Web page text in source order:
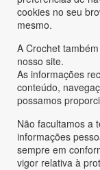
cookies no seu
mesmo.
A Crochet
nosso site.
As informações
conteúdo,
possamos
Não facultamos a
informações
sempre em
vigor relativa à